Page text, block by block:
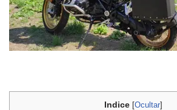
Indice [Ocultar]